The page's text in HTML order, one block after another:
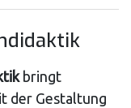
bringt
der Gestaltung